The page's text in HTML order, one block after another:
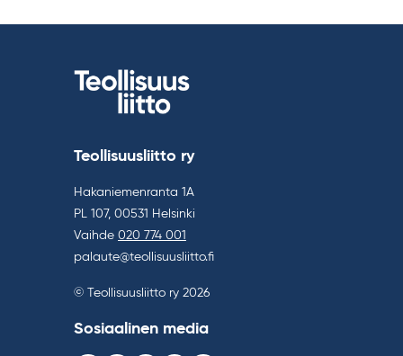
Teollisuusliitto ry
Hakaniemenranta 1A
PL 107, 00531 Helsinki
Vaihde 020 774 001
palaute@teollisuusliitto.fi
© Teollisuusliitto ry 2026
Sosiaalinen media